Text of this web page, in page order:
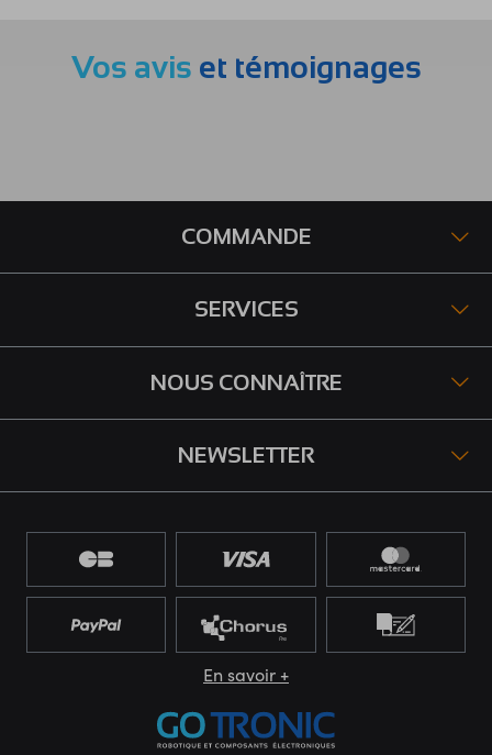
Vos avis et témoignages
COMMANDE
SERVICES
NOUS CONNAÎTRE
NEWSLETTER
En savoir +